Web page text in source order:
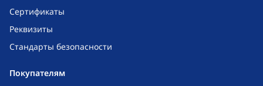
Сертификаты
Реквизиты
Стандарты безопасности
Покупателям